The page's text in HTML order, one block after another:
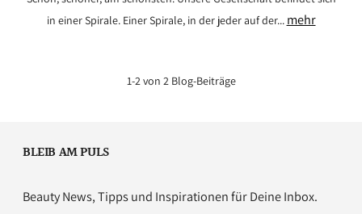
in einer Spirale. Einer Spirale, in der jeder auf der... mehr
1-2 von 2 Blog-Beiträge
BLEIB AM PULS
Beauty News, Tipps und Inspirationen für Deine Inbox.